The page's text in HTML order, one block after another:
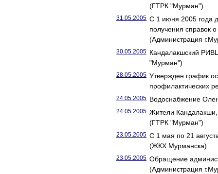
(ГТРК "Мурман")
31.05.2005 С 1 июня 2005 года
получения справок
(Администрация
30.05.2005 Кандалакшский
"Мурман")
28.05.2005 Утвержден график
профилактических
24.05.2005 Водоснабжение
24.05.2005 Жители
(ГТРК "Мурман")
23.05.2005 С 1 мая по 21
(ЖКХ Мурманска)
23.05.2005 Обращение
(Администрация